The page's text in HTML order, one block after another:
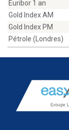
Euribor 1 an
Gold Index AM
Gold Index PM
Pétrole (Londres)